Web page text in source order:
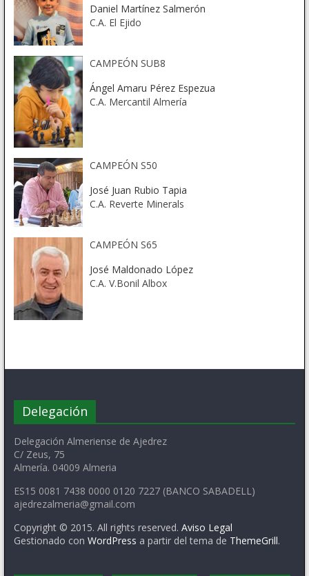
Daniel Martínez Salmerón
C.A. El Ejido
CAMPEÓN SUB8
Ángel Amaru Pérez Espezua
C.A. Mercantil Almería
CAMPEÓN S50
José Juan Rubio Tapia
C.A. Reverte Minerals
CAMPEÓN S65
José Maldonado López
C.A. V.Bonil Albox
Delegación
Delegación Almeriense de Ajedrez
C/ Zeus, 75
Almería. 04009 Almeria
ES15 0081 7438 0000 0120 7227 (BANCO SABADELL)
ajedrezalmeria@gmail.com
Copyright © 2015. All rights reserved. Aviso Legal
Gestionado con WordPress a partir del tema de ThemeGrill.